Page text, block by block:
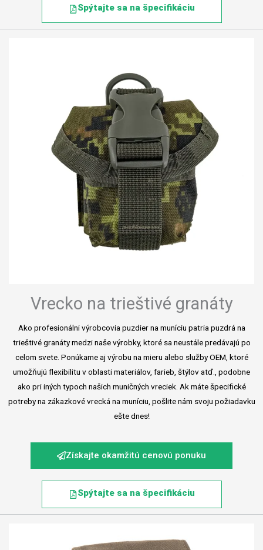
Spýtajte sa na špecifikáciu
Vrecko na trieštivé granáty
Ako profesionálni výrobcovia puzdier na muníciu patria puzdrá na
trieštivé granáty medzi naše výrobky, ktoré sa neustále predávajú po
celom svete. Ponúkame aj výrobu na mieru alebo služby OEM, ktoré
umožňujú flexibilitu v oblasti materiálov, farieb, štýlov atď., podobne
ako pri iných typoch našich muničných vreciek. Ak máte špecifické
potreby na zákazkové vrecká na muníciu, pošlite nám svoju požiadavku
ešte dnes!
Získajte okamžitú cenovú ponuku
Spýtajte sa na špecifikáciu